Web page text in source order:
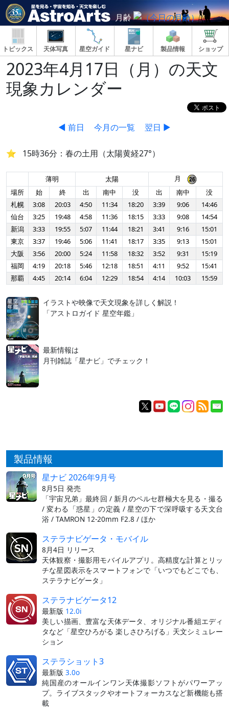
月齢
トピックス 天体写真 星空ガイド 星ナビ 製品情報 ショップ
2023年4月17日（月）の天文
現象カレンダー
◀ 前日 今月の一覧 翌日 ▶
15時36分：春の土用（太陽黄経27°）
薄明 太陽
月
場所
始 終 出 南中 没 出 南中
没
札幌
3:08 20:03 4:50 11:34 18:20 3:39 9:06
14:46
仙台
3:25 19:48 4:58 11:36 18:15 3:33 9:08
14:54
新潟
3:33 19:55 5:07 11:44 18:21 3:41 9:16
15:01
東京
3:37 19:46 5:06 11:41 18:17 3:35 9:13
15:01
大阪
3:56 20:00 5:24 11:58 18:32 3:52 9:31
15:19
福岡
4:19 20:18 5:46 12:18 18:51 4:11 9:52
15:41
那覇
4:45 20:14 6:04 12:29 18:54 4:14 10:03 15:59
イラストや映像で天文現象を詳しく解説！
「アストロガイド 星空年鑑」
最新情報は
月刊雑誌「星ナビ」でチェック！
製品情報
星ナビ 2026年9月号
8月5日 発売
「宇宙兄弟」最終回 / 新月のペルセ群極大を見る・撮る
/ 変わる「惑星」の定義 / 星空の下で深呼吸する天文台
浴 / TAMRON 12-20mm F2.8 / ほか
ステラナビゲータ・モバイル
8月4日 リリース
天体観察・撮影用モバイルアプリ。高精度な計算とリッ
チな星図表示をスマートフォンで「いつでもどこでも、
ステラナビゲータ」
ステラナビゲータ12
最新版 12.0i
美しい描画、豊富な天体データ、オリジナル番組エディ
タなど「星空ひろがる 楽しさひろげる」天文シミュレー
ション
ステラショット3
最新版 3.0o
純国産のオールインワン天体撮影ソフトがパワーアッ
プ。ライブスタックやオートフォーカスなど新機能も搭
載